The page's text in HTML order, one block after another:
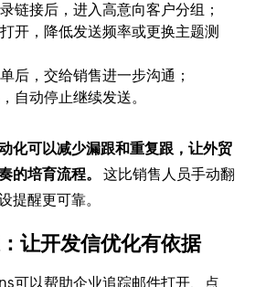
链接后，进入高意向客户分组；
开，降低发送频率或更换主题测
后，交给销售进一步沟通；
自动停止继续发送。
化可以减少漏跟和重复跟，让外贸
的培育流程。
这比销售人员手动翻
提醒更可靠。
让开发信优化有依据
可以帮助企业追踪邮件打开、点